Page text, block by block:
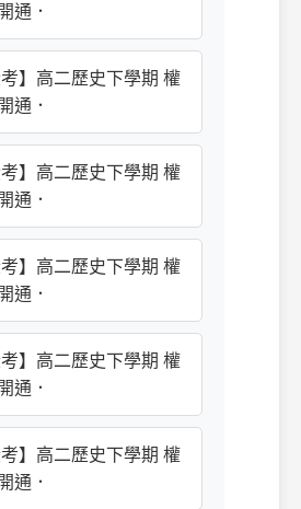
通．
】高二歷史下學期 權
通．
】高二歷史下學期 權
通．
】高二歷史下學期 權
通．
】高二歷史下學期 權
通．
】高二歷史下學期 權
通．